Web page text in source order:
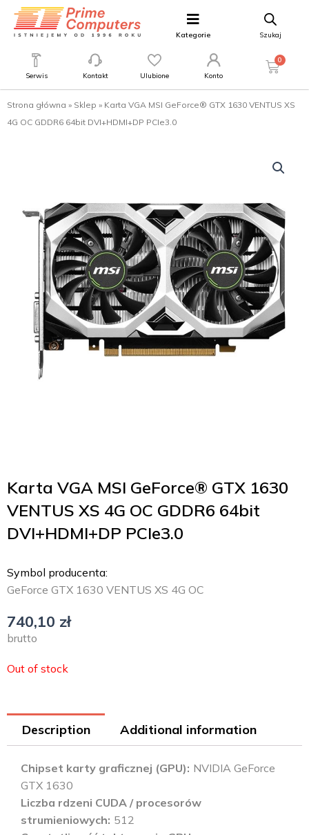
Kategorie Szukaj
Serwis Kontakt Ulubione Konto
0
Strona główna » Sklep » Karta VGA MSI GeForce® GTX 1630 VENTUS XS
4G OC GDDR6 64bit DVI+HDMI+DP PCIe3.0
Karta VGA MSI GeForce® GTX 1630
VENTUS XS 4G OC GDDR6 64bit
DVI+HDMI+DP PCIe3.0
Symbol producenta:
GeForce GTX 1630 VENTUS XS 4G OC
740,10 zł
brutto
Out of stock
Description Additional information
Chipset karty graficznej (GPU) NVIDIA GeForce
GTX 1630
Liczba rdzeni CUDA / procesorów
strumieniowych 512